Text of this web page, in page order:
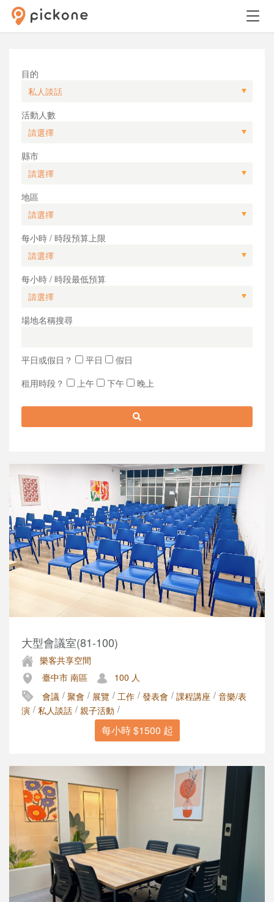
目的
活動人數
縣市
地區
每小時 / 時段預算上限
每小時 / 時段最低預算
場地名稱搜尋
平日或假日？ 平日
假日
租用時段？
上午 下午 晚上
大型會議室(81-100)
樂客共享空間
臺中市 南區
100 人
會議 / 聚會 / 展覽 / 工作 / 發表會 / 課程講座 / 音樂/表
演 / 私人談話 / 親子活動 /
每小時 $1500 起